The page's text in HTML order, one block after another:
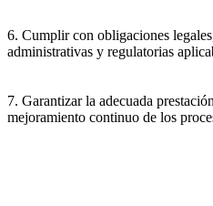
6. Cumplir con obligaciones
administrativas y regulatorias
7. Garantizar la adecuada
mejoramiento continuo de los